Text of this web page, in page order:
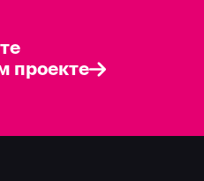
проекте